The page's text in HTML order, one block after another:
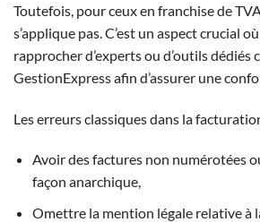
Toutefois, pour ceux en franchise de
s’applique pas. C’est un aspect crucial
rapprocher d’experts ou d’outils dédiés
GestionExpress afin d’assurer une
Les erreurs classiques dans la
Avoir des factures non numérotées
façon anarchique,
Omettre la mention légale relative à